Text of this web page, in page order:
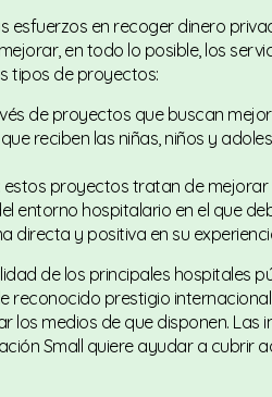
esfuerzos en recoger dinero
en todo lo posible, los
tipos de proyectos:
de proyectos que buscan
reciben las niñas, niños y
estos proyectos tratan de
entorno hospitalario en el que
directa y positiva en su
de los principales hospitales
reconocido prestigio
los medios de que disponen. Las
Small quiere ayudar a cubrir